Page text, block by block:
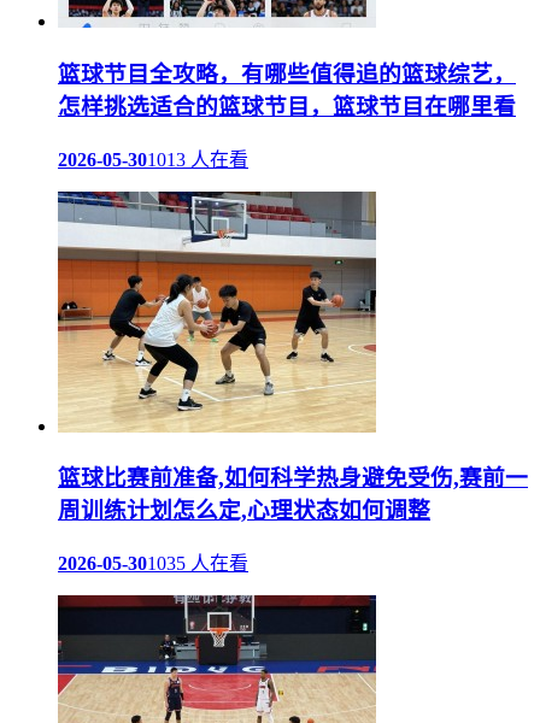
篮球节目全攻略，有哪些值得追的篮球综艺，
怎样挑选适合的篮球节目，篮球节目在哪里看
2026-05-301013 人在看
篮球比赛前准备,如何科学热身避免受伤,赛前一
周训练计划怎么定,心理状态如何调整
2026-05-301035 人在看